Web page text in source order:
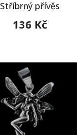
Stříbrný přívěs
136 Kč